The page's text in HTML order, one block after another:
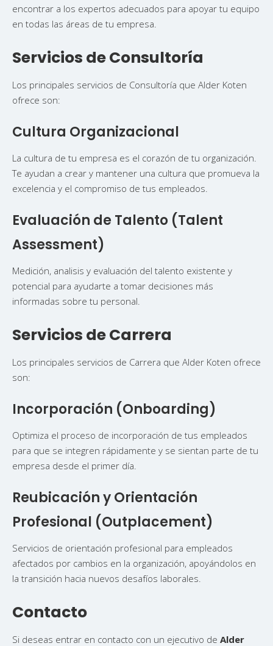
encontrar a los expertos adecuados para apoyar tu equipo
en todas las áreas de tu empresa.
Servicios de Consultoría
Los principales servicios de Consultoría que Alder Koten
ofrece son:
Cultura Organizacional
La cultura de tu empresa es el corazón de tu organización.
Te ayudan a crear y mantener una cultura que promueva la
excelencia y el compromiso de tus empleados.
Evaluación de Talento (Talent
Assessment)
Medición, analisis y evaluación del talento existente y
potencial para ayudarte a tomar decisiones más
informadas sobre tu personal.
Servicios de Carrera
Los principales servicios de Carrera que Alder Koten ofrece
son:
Incorporación (Onboarding)
Optimiza el proceso de incorporación de tus empleados
para que se integren rápidamente y se sientan parte de tu
empresa desde el primer día.
Reubicación y Orientación
Profesional (Outplacement)
Servicios de orientación profesional para empleados
afectados por cambios en la organización, apoyándolos en
la transición hacia nuevos desafíos laborales.
Contacto
Si deseas entrar en contacto con un ejecutivo de Alder